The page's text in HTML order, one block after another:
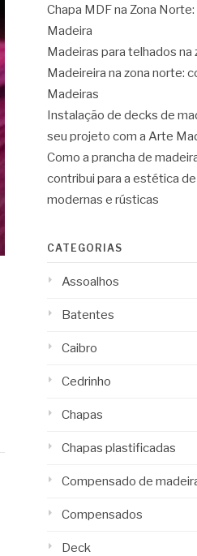
Chapa MDF na Zona
Madeira
Madeiras para telhados na
Madeireira na zona norte:
Madeiras
Instalação de decks de
seu projeto com a Arte
Como a prancha de
contribui para a estética
modernas e rústicas
CATEGORIAS
Assoalhos
Batentes
Caibro
Cedrinho
Chapas
Chapas plastificadas
Compensado de
Compensados
Deck